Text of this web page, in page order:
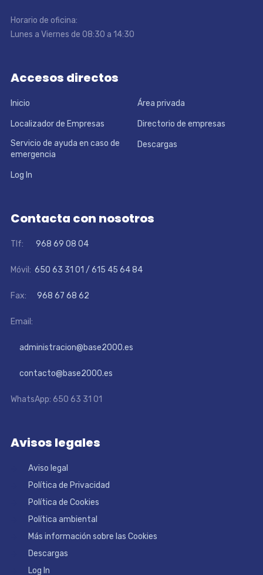
Horario de oficina:
Lunes a Viernes de 08:30 a 14:30
Accesos directos
Inicio Área privada
Localizador de Empresas
Directorio de empresas
Servicio de ayuda en caso de
emergencia
Descargas
Log In
Contacta con nosotros
Tlf: 968 69 08 04
Móvil: 650 63 31 01 / 615 45 64 84
Fax: 968 67 68 62
Email:
administracion@base2000.es
contacto@base2000.es
WhatsApp: 650 63 31 01
Avisos legales
Aviso legal
Política de Privacidad
Política de Cookies
Política ambiental
Más información sobre las Cookies
Descargas
Log In